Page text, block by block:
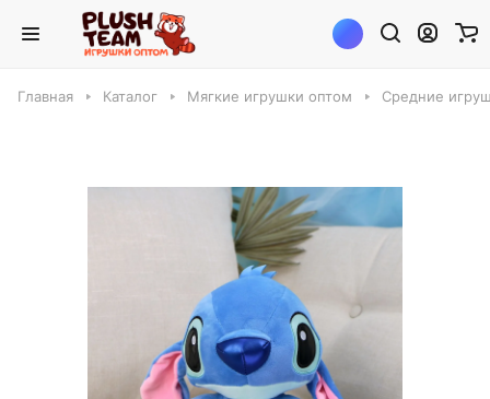
Главная Каталог Мягкие игрушки оптом Средние